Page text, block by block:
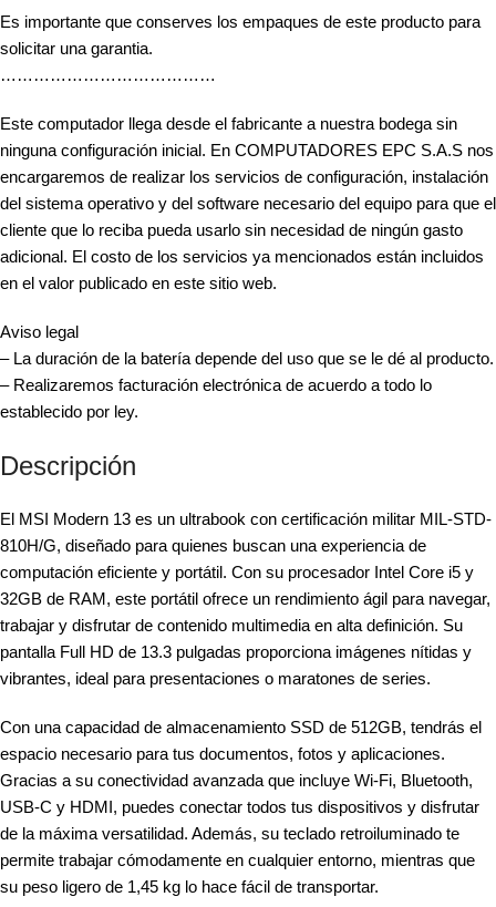
Es importante que conserves los empaques de este producto para
solicitar una garantia.
…………………………………
Este computador llega desde el fabricante a nuestra bodega sin
ninguna configuración inicial. En COMPUTADORES EPC S.A.S nos
encargaremos de realizar los servicios de configuración, instalación
del sistema operativo y del software necesario del equipo para que el
cliente que lo reciba pueda usarlo sin necesidad de ningún gasto
adicional. El costo de los servicios ya mencionados están incluidos
en el valor publicado en este sitio web.
Aviso legal
– La duración de la batería depende del uso que se le dé al producto.
– Realizaremos facturación electrónica de acuerdo a todo lo
establecido por ley.
Descripción
El MSI Modern 13 es un ultrabook con certificación militar MIL-STD-
810H/G, diseñado para quienes buscan una experiencia de
computación eficiente y portátil. Con su procesador Intel Core i5 y
32GB de RAM, este portátil ofrece un rendimiento ágil para navegar,
trabajar y disfrutar de contenido multimedia en alta definición. Su
pantalla Full HD de 13.3 pulgadas proporciona imágenes nítidas y
vibrantes, ideal para presentaciones o maratones de series.
Con una capacidad de almacenamiento SSD de 512GB, tendrás el
espacio necesario para tus documentos, fotos y aplicaciones.
Gracias a su conectividad avanzada que incluye Wi-Fi, Bluetooth,
USB-C y HDMI, puedes conectar todos tus dispositivos y disfrutar
de la máxima versatilidad. Además, su teclado retroiluminado te
permite trabajar cómodamente en cualquier entorno, mientras que
su peso ligero de 1,45 kg lo hace fácil de transportar.